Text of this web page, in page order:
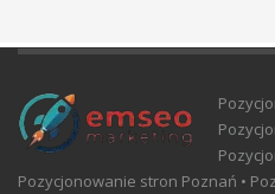
Pozycjonowanie stron Poznań •